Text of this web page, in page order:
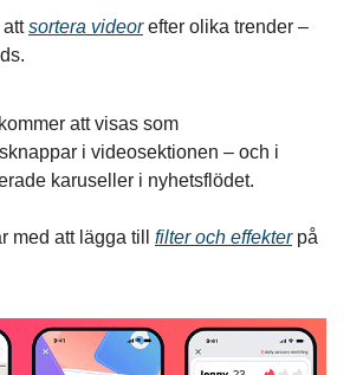
attsortera videorefter olika trender –
att visas som
i videosektionen – och i
karuseller i nyhetsflödet.
med att lägga till filter och effekterpå